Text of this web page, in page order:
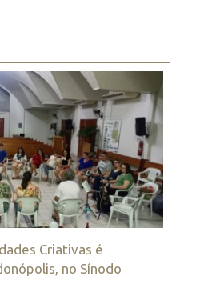
Criativas é
no Sínodo